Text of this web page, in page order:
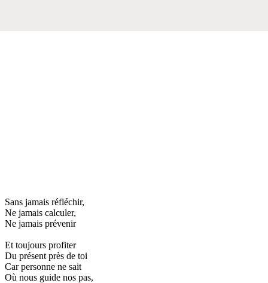
Sans jamais réfléchir,
Ne jamais calculer,
Ne jamais prévenir
Et toujours profiter
Du présent près de toi
Car personne ne sait
Où nous guide nos pas,